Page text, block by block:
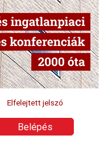
Elfelejtett jelszó
Belépés